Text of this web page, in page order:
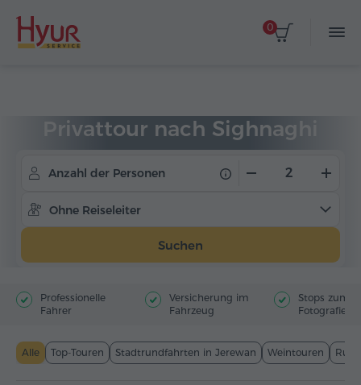
0
Privattour nach Sighnaghi
Anzahl der Personen
Ohne Reiseleiter
Suchen
Professionelle
Fahrer
Versicherung im
Fahrzeug
Stops zum
Alle Top-Touren Stadtrundfahrten in Jerewan Weintouren